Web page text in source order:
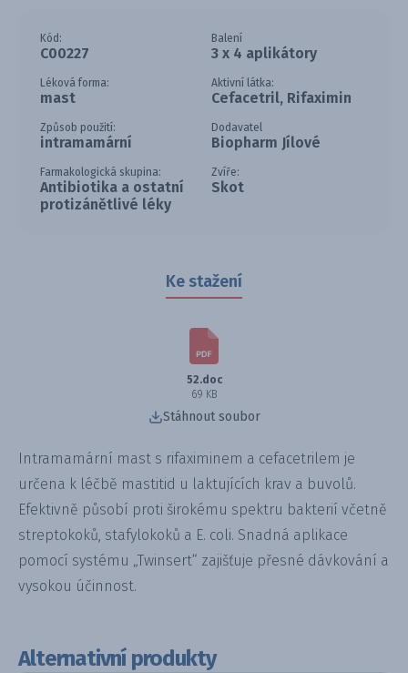
Kód:
C00227
Balení
3 x 4 aplikátory
Léková forma:
mast
Aktivní látka:
Cefacetril, Rifaximin
Způsob použití:
intramamární
Dodavatel
Biopharm Jílové
Farmakologická skupina:
Antibiotika a ostatní
protizánětlivé léky
Zvíře:
Skot
Ke stažení
52.doc
69 KB
Stáhnout soubor
Intramamární mast s rifaximinem a cefacetrilem je
určena k léčbě mastitid u laktujících krav a buvolů.
Efektivně působí proti širokému spektru bakterií včetně
streptokoků, stafylokoků a E. coli. Snadná aplikace
pomocí systému „Twinsert“ zajišťuje přesné dávkování a
vysokou účinnost.
Alternativní produkty